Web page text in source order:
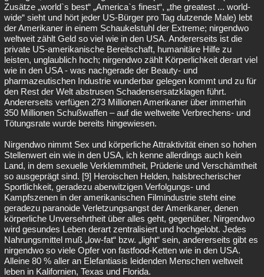
Zusätze „world`s best“ „America`s finest“, „the greatest ... world-
wide“ sieht und hört jeder US-Bürger pro Tag dutzende Male) lebt
der Amerikaner in einem Schaukelstuhl der Extreme; nirgendwo
weltweit zählt Geld so viel wie in den USA. Andererseits ist die
private US-amerikanische Bereitschaft, humanitäre Hilfe zu
leisten, unglaublich hoch; nirgendwo zählt Körperlichkeit derart viel
wie in den USA - was nachgerade der Beauty- und
pharmazeutischen Industrie wunderbar gelegen kommt und zu für
den Rest der Welt abstrusen Schadensersatzklagen führt.
Andererseits verfügen 273 Millionen Amerikaner über immerhin
350 Millionen Schußwaffen – auf die weltweite Verbrechens- und
Tötungsrate wurde bereits hingewiesen.
Nirgendwo nimmt Sex und körperliche Attraktivität einen so hohen
Stellenwert ein wie in den USA, ich kenne allerdings auch kein
Land, in dem sexuelle Verklemmtheit, Prüderie und Verschämtheit
so ausgeprägt sind. [9] Heroischen Helden, halsbrecherischer
Sportlichkeit, geradezu aberwitzigen Verfolgungs- und
Kampfszenen in der amerikanischen Filmindustrie steht eine
geradezu paranoide Verletzungsangst der Amerikaner, denen
körperliche Unversehrtheit über alles geht, gegenüber. Nirgendwo
wird gesundes Leben derart zentralisiert und hochgelobt. Jedes
Nahrungsmittel muß „low-fat“ bzw. „light“ sein, andererseits gibt es
nirgendwo so viele Opfer von fastfood-Ketten wie in den USA.
Alleine 80 % aller an Elefantiasis leidenden Menschen weltweit
leben in Kalifornien, Texas und Florida.